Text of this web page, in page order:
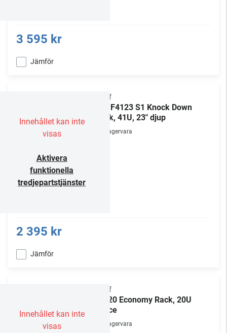
3 595 kr
Jämför
Innehållet kan inte
visas
Aktivera
funktionella
tredjepartstjänster
Chief
NS1F4123 S1 Knock Down
Rack, 41U, 23" djup
Lagervara
2 395 kr
Jämför
Innehållet kan inte
visas
Chief
ER-20 Economy Rack, 20U
space
Lagervara